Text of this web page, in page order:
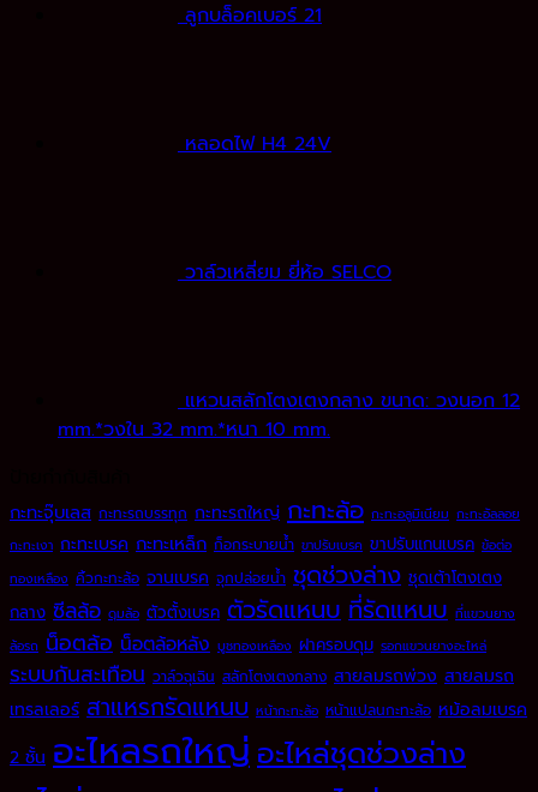
ลูกบล็อคเบอร์ 21
หลอดไฟ H4 24V
วาล์วเหลี่ยม ยี่ห้อ SELCO
แหวนสลักโตงเตงกลาง ขนาด: วงนอก 12
mm.*วงใน 32 mm.*หนา 10 mm.
กะทะจุ๊บเลส กะทะรถบรรทุก กะทะรถใหญ่ กะทะล้อ กะทะอลูมิเนียม กะทะอัลลอย
กะทะเงา กะทะเบรค กะทะเหล็ก ก็อกระบายน้ำ ขาปรับเบรค ขาปรับแกนเบรค ข้อต่อ
ทองเหลือง คิ้วกะทะล้อ จานเบรค จุกปล่อยน้ำ ชุดช่วงล่าง ชุดเต้าโตงเตง
กลาง ซีลล้อ ดุมล้อ ตัวตั้งเบรค ตัวรัดแหนบ ที่รัดแหนบ ที่แขวนยาง
ล้อรถ น็อตล้อ น็อตล้อหลัง บูชทองเหลือง ฝาครอบดุม รอกแขวนยางอะไหล่
ระบบกันสะเทือน วาล์วฉุเฉิน สลักโตงเตงกลาง สายลมรถพ่วง สายลมรถ
เทรลเลอร์ สาแหรกรัดแหนบ หน้ากะทะล้อ หน้าแปลนกะทะล้อ หม้อลมเบรค
2 ชั้น อะไหลรถใหญ่อะไหล่ชุดช่วงล่าง